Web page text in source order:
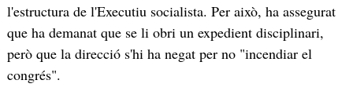
l'estructura de l'Executiu socialista. Per això, ha assegurat
que ha demanat que se li obri un expedient disciplinari,
però que la direcció s'hi ha negat per no "incendiar el
congrés".